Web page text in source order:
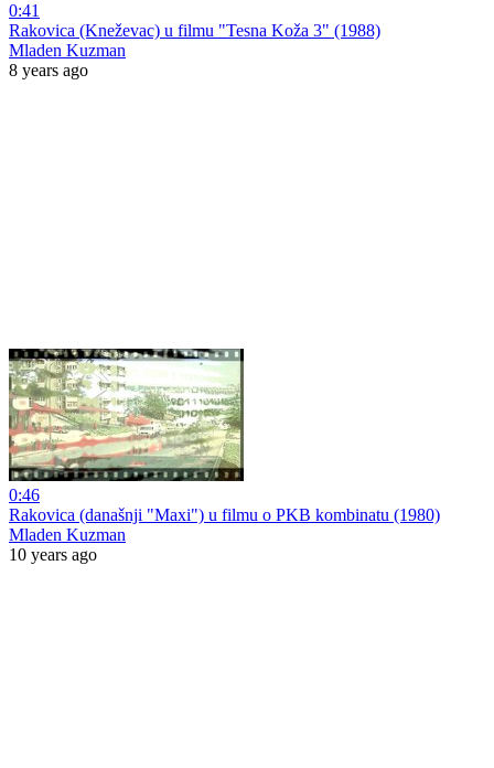
0:41
Rakovica (Kneževac) u filmu "Tesna Koža 3" (1988)
Mladen Kuzman
8 years ago
0:46
Rakovica (današnji "Maxi") u filmu o PKB kombinatu (1980)
Mladen Kuzman
10 years ago